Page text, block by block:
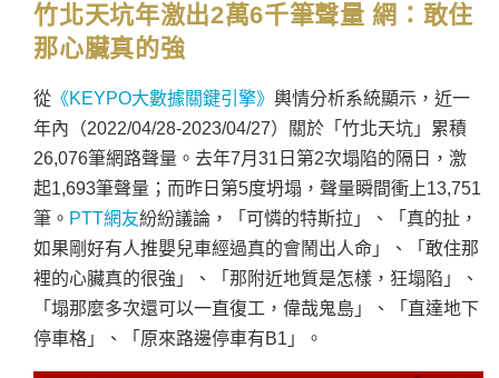
竹北天坑年激出2萬6千筆聲量 網：敢住
那心臟真的強
從 《KEYPO大數據關鍵引擎》輿情分析系統顯示，近一
年內（2022/04/28-2023/04/27）關於「竹北天坑」累積
26,076筆網路聲量。去年7月31日第2次塌陷的隔日，激
起1,693筆聲量；而昨日第5度坍塌，聲量瞬間衝上13,751
筆。 PTT網友紛紛議論，「可憐的特斯拉」、「真的扯，
如果剛好有人推嬰兒車經過真的會鬧出人命」、「敢住那
裡的心臟真的很強」、「那附近地質是怎樣，狂塌陷」、
「塌那麼多次還可以一直復工，偉哉鬼島」、「直達地下
停車格」、「原來路邊停車有B1」。